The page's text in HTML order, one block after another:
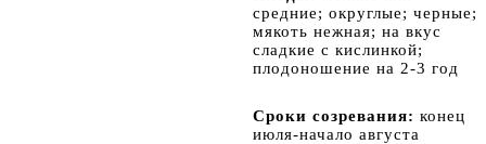
средние; округлые; черные;
мякоть нежная; на вкус
сладкие с кислинкой;
плодоношение на 2-3 год
Сроки созревания: конец
июля-начало августа